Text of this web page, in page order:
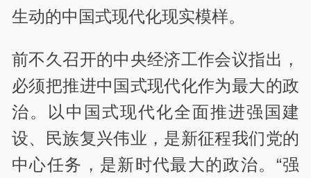
生动的中国式现代化现实模样。
前不久召开的中央经济工作会议指出，
必须把推进中国式现代化作为最大的政
治。以中国式现代化全面推进强国建
设、民族复兴伟业，是新征程我们党的
中心任务，是新时代最大的政治。“强